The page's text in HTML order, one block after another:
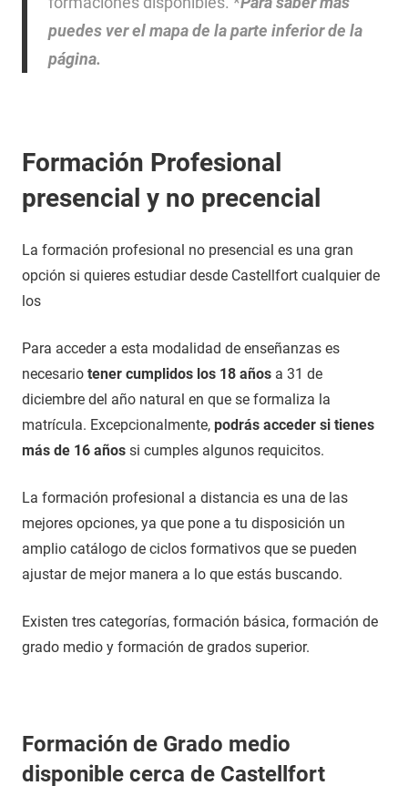
puedes ver el mapa de la parte inferior de la
página.
Formación Profesional
presencial y no precencial
La formación profesional no presencial es una gran
opción si quieres estudiar desde Castellfort cualquier de
los
Para acceder a esta modalidad de enseñanzas es
necesario tener cumplidos los 18 años a 31 de
diciembre del año natural en que se formaliza la
matrícula. Excepcionalmente, podrás acceder si tienes
más de 16 años si cumples algunos requicitos.
La formación profesional a distancia es una de las
mejores opciones, ya que pone a tu disposición un
amplio catálogo de ciclos formativos que se pueden
ajustar de mejor manera a lo que estás buscando.
Existen tres categorías, formación básica, formación de
grado medio y formación de grados superior.
Formación de Grado medio
disponible cerca de Castellfort